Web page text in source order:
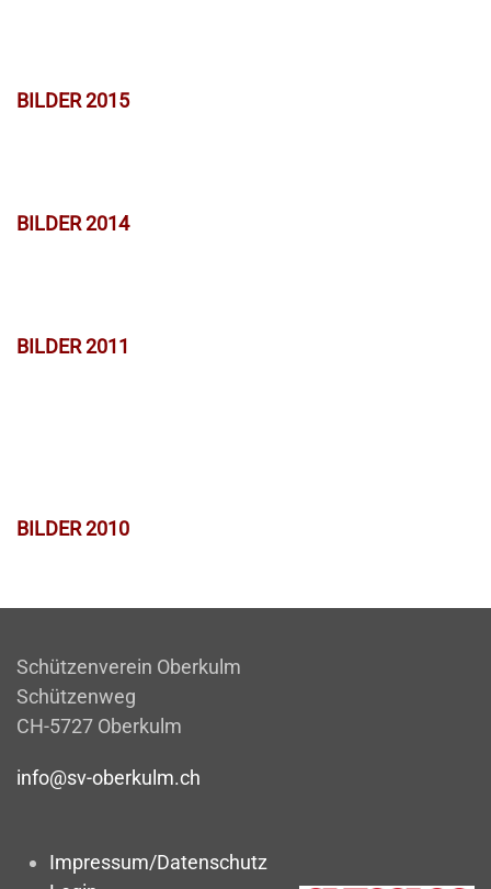
BILDER 2015
BILDER 2014
BILDER 2011
BILDER 2010
Schützenverein Oberkulm
Schützenweg
CH-5727 Oberkulm
info@sv-oberkulm.ch
Impressum/Datenschutz